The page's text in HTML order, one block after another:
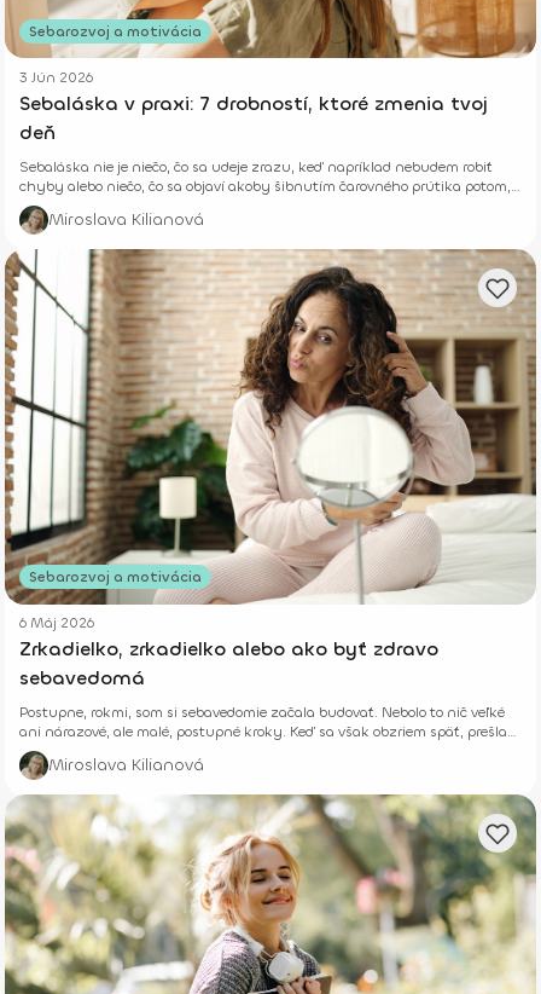
Sebarozvoj a motivácia
3 Jún 2026
Sebaláska v praxi: 7 drobností, ktoré zmenia tvoj
deň
Sebaláska nie je niečo, čo sa udeje zrazu, keď napríklad nebudem robiť
chyby alebo niečo, čo sa objaví akoby šibnutím čarovného prútika potom,
ako schudnem či zabehnem vytúžený polmaratón.
Miroslava Kilianová
Sebarozvoj a motivácia
6 Máj 2026
Zrkadielko, zrkadielko alebo ako byť zdravo
sebavedomá
Postupne, rokmi, som si sebavedomie začala budovať. Nebolo to nič veľké
ani nárazové, ale malé, postupné kroky. Keď sa však obzriem späť, prešla
som kus cesty a naučila som sa, že drobné každodenné rozhodnutia v
priebehu času prinášajú veľké výsledky.
Miroslava Kilianová